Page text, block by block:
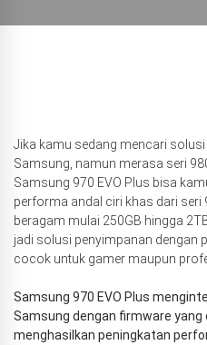
Jika kamu sedang mencari
Samsung, namun merasa seri
Samsung 970 EVO Plus bisa
performa andal ciri khas dari seri
beragam mulai 250GB hingga
jadi solusi penyimpanan dengan
cocok untuk gamer maupun
Samsung 970 EVO Plus
Samsung dengan firmware yang
menghasilkan peningkatan